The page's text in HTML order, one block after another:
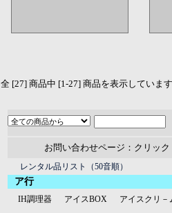
全 [27] 商品中 [1-27] 商品を表示しています
お問い合わせページ：クリック
レンタル品リスト（50音順）
ア行
IH調理器 アイスBOX
アイスクリ－